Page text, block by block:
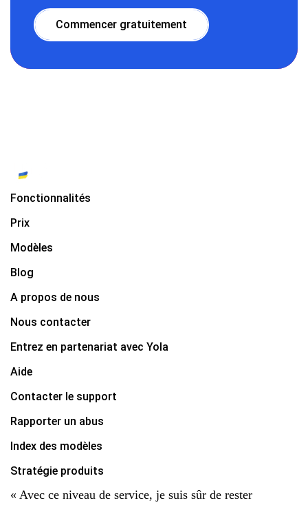
Commencer gratuitement
Fonctionnalités
Prix
Modèles
Blog
A propos de nous
Nous contacter
Entrez en partenariat avec Yola
Aide
Contacter le support
Rapporter un abus
Index des modèles
Stratégie produits
« Avec ce niveau de service, je suis sûr de rester